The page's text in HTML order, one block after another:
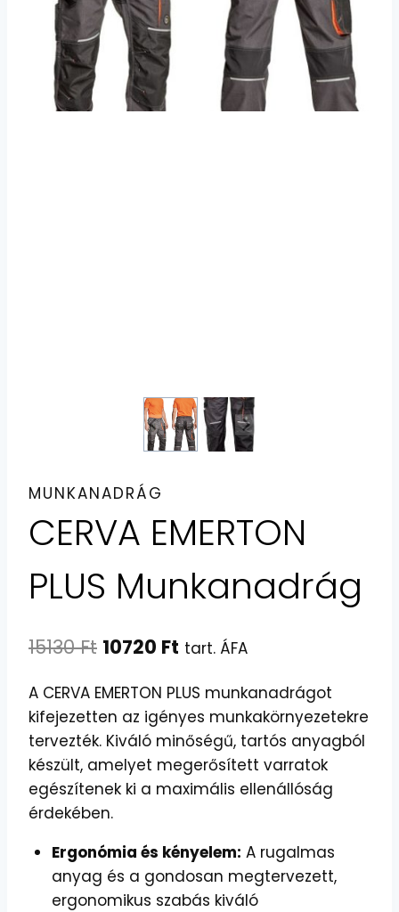
MUNKANADRÁG
CERVA EMERTON
PLUS Munkanadrág
15130Ft Original
was:
15130 Ft.
10720 Ft Current
is:
10720 Ft.
tart. ÁFA
A CERVA EMERTON PLUS munkanadrágot
kifejezetten az igényes munkakörnyezetekre
tervezték. Kiváló minőségű, tartós anyagból
készült, amelyet megerősített varratok
egészítenek ki a maximális ellenállóság
érdekében.
Ergonómia és kényelem: A rugalmas
anyag és a gondosan megtervezett,
ergonomikus szabás kiváló